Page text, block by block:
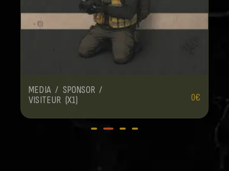
MEDIA / SPONSOR /
VISITEUR (X1)
0€